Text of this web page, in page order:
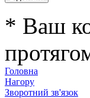
* Ваш
Головна
Нагору
Зворотний зв'язок